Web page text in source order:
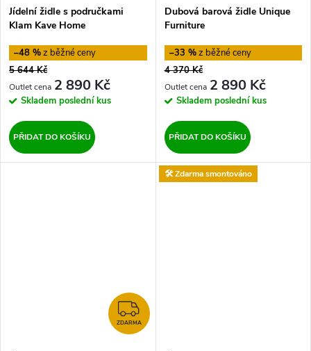
Jídelní židle s područkami
Klam Kave Home
–48 %
5 644 Kč
2 890 Kč
Skladem poslední kus
PŘIDAT DO KOŠÍKU
Dubová barová židle Unique
Furniture
–33 %
4 370 Kč
2 890 Kč
Skladem poslední kus
PŘIDAT DO KOŠÍKU
ZDARMA
ZDARMA
🛠️ Zdarma smontováno